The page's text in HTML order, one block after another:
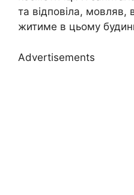
та відповіла, мовляв,
житиме в цьому
Advertisements